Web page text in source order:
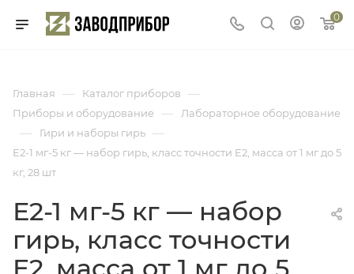
0
Главная — Каталог приборов —
Приборы и оборудование — Лабораторное оборудование
— Гири и наборы гирь —
Е2-1 мг-5 кг — набор гирь, класс точности E2, масса от 1 мг до 5
кг, 28 шт
Е2-1 мг-5 кг — набор
гирь, класс точности